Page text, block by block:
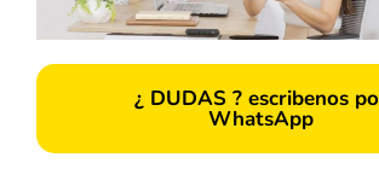
¿ DUDAS ? escribenos
WhatsApp